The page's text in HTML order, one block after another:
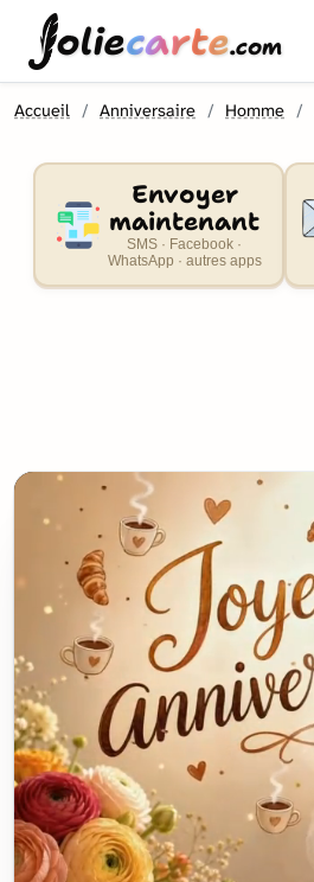
oliecarte.com
Accueil Anniversaire Homme
Envoyer
maintenant
SMS · Facebook ·
WhatsApp · autres apps